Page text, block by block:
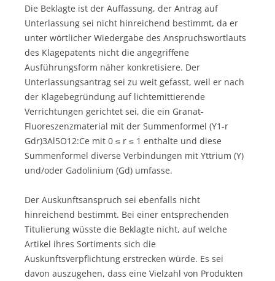
Die Beklagte ist der Auffassung, der Antrag auf
Unterlassung sei nicht hinreichend bestimmt, da er
unter wörtlicher Wiedergabe des Anspruchswortlauts
des Klagepatents nicht die angegriffene
Ausführungsform näher konkretisiere. Der
Unterlassungsantrag sei zu weit gefasst, weil er nach
der Klagebegründung auf lichtemittierende
Verrichtungen gerichtet sei, die ein Granat-
Fluoreszenzmaterial mit der Summenformel (Y1-r
Gdr)3Al5O12:Ce mit 0 ≤ r ≤ 1 enthalte und diese
Summenformel diverse Verbindungen mit Yttrium (Y)
und/oder Gadolinium (Gd) umfasse.
Der Auskunftsanspruch sei ebenfalls nicht
hinreichend bestimmt. Bei einer entsprechenden
Titulierung wüsste die Beklagte nicht, auf welche
Artikel ihres Sortiments sich die
Auskunftsverpflichtung erstrecken würde. Es sei
davon auszugehen, dass eine Vielzahl von Produkten